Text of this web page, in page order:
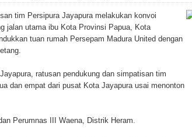
Papua pada Peringatan Hari
tim Persipura Jayapura melakukan konvoi
jalan utama ibu Kota Provinsi Papua, Kota
tuan rumah Persepam Madura United dengan
ratusan pendukung dan simpatisan tim
dan empat dari pusat Kota Jayapura usai menonton
Perumnas III Waena, Distrik Heram.